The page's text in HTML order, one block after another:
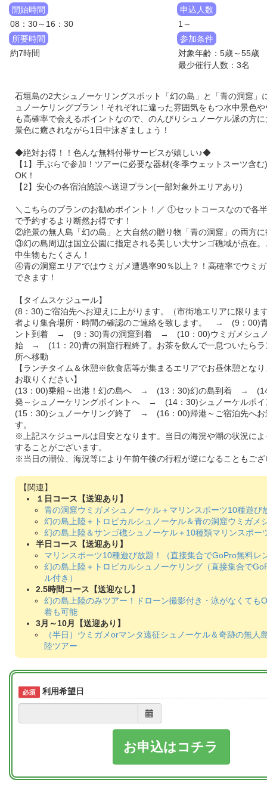
開始時間
08：30～16：30
所要時間
約7時間
申込人数
1～
参加条件
対象年齢：5歳～55歳
最少催行人数：3名
石垣島の2大シュノーケリングスポット「幻の島」と「青の洞窟」
ュノーケリングプラン！それぞれに違った雰囲気をもつ水中景色
も高確率で会えるポイントなので、のんびりシュノーケル派の方
景色に癒されながら1日中泳ぎましょう！
◆絶対お得！！色んな無料付帯サービスが嬉しい♪◆
【1】手ぶらで参加！ツアーに必要な器材(冬季ウェットスーツ含
OK！
【2】安心の各宿泊施設へ送迎プラン(一部対象外エリアあり)
＼こちらのプランのお勧めポイント！／ ①セットコースなので各
で予約するより断然お得です！
②絶景の無人島「幻の島」と大自然の贈り物「青の洞窟」の両方に
③幻の島周辺は国立公園に指定される美しい大サンゴ礁域が点在
中生物もたくさん！
④青の洞窟エリアではウミガメ遭遇率90％以上？！高確率でウミ
できます！
【タイムスケジュール】
(8：30)ご宿泊先へお迎えに上がります。（市街地エリアに限りま
者より集合場所・時間の確認のご連絡を致します。 → (9：00)
ント到着 → (9：30)青の洞窟到着 → (10：00)ウミガメシュノ
始 → (11：20)青の洞窟行程終了。お茶を飲んで一息ついたらラ
所へ移動
【ランチタイム＆休憩※飲食店等が集まるエリアでお昼休憩とな
お取りください】
(13：00)乗船～出港！幻の島へ → (13：30)幻の島到着 → (14
発～シュノーケリングポイントへ → (14：30)シュノーケル
(15：30)シュノーケリング終了 → (16：00)帰港～ご宿泊先へお
す。
※上記スケジュールは目安となります。当日の海況や潮の状況に
することがございます。
※当日の潮位、海況等により午前午後の行程が逆になることもご
１日コース【送迎あり】
青の洞窟ウミガメシュノーケル＋マリンスポーツ10種遊び
幻の島上陸＋トロピカルシュノーケル＆青の洞窟ウミガメ
幻の島上陸＆サンゴ礁シュノーケル＋10種類マリンスポー
半日コース【送迎あり】
マリンスポーツ10種遊び放題！（直接集合でGoPro無料レ
幻の島上陸＋トロピカルシュノーケリング（直接集合で
ル付き）
2.5時間コース【送迎なし】
幻の島上陸のみツアー！ドローン撮影付き・泳がなくても
着も可能
3月～10月【送迎あり】
（半日）ウミガメorマンタ遠征シュノーケル＆奇跡の無人
陸ツアー
利用希望日
お申込はコチラ